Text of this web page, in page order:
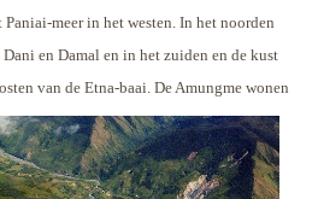
meer in het westen. In het noorden
en Damal en in het zuiden en de kust
van de Etna-baai. De Amungme wonen